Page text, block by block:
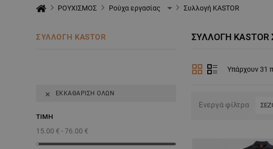
ΡΟΥΧΙΣΜΟΣ Ρούχα εργασίας Συλλογή KASTOR
ΣΥΛΛΟΓΉ KASTOR
 ΕΚΚΑΘΆΡΙΣΗ ΌΛΩΝ
ΤΙΜΉ
15.00 € - 76.00 €
ΣΥΛΛΟΓΉ
Υπάρχουν 31
Ενεργά φίλτρα